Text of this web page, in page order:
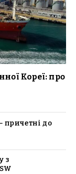
Кореї: про
причетні до
з